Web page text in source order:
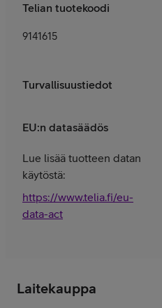
Telian tuotekoodi
9141615
Turvallisuustiedot
EU:n datasäädös
Lue lisää tuotteen datan
käytöstä:
https://www.telia.fi/eu-
data-act
Laitekauppa